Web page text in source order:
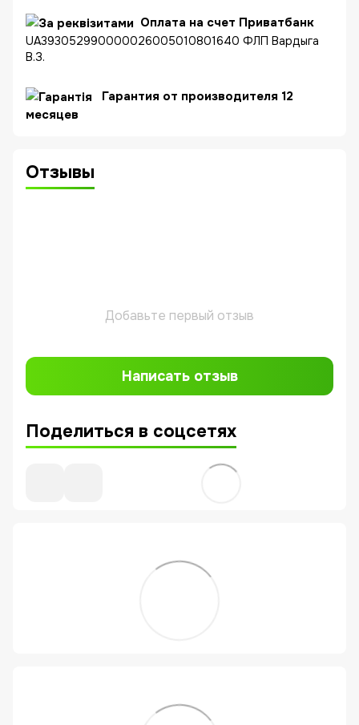
Оплата на счет Приватбанк
UA393052990000026005010801640 ФЛП Вардыга
В.З.
Гарантия от производителя 12
месяцев
Отзывы
Добавьте первый отзыв
Написать отзыв
Поделиться в соцсетях